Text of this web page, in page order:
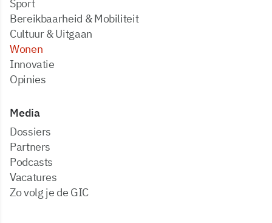
Sport
Bereikbaarheid & Mobiliteit
Cultuur & Uitgaan
Wonen
Innovatie
Opinies
Media
dossiers
partners
podcasts
vacatures
zo volg je de GIC